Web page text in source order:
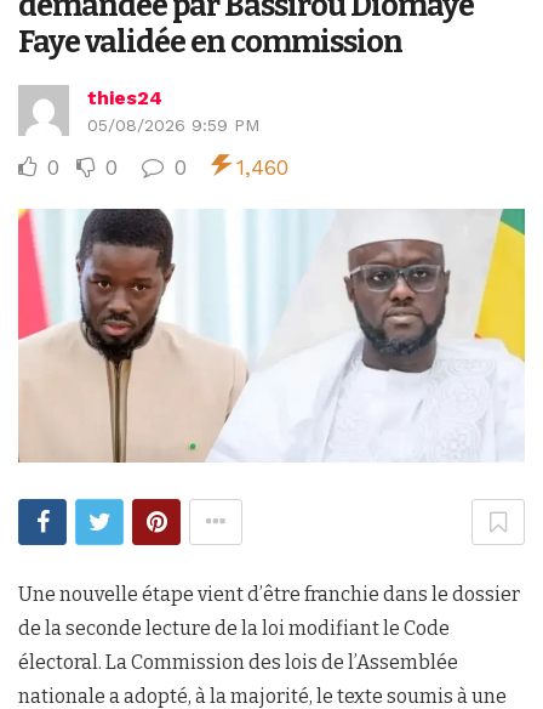
Faye validée en commission
thies24
05/08/2026 9:59 PM
0 0 0 1,460
Une nouvelle étape vient d’être franchie dans le dossier
de la seconde lecture de la loi modifiant le Code
électoral. La Commission des lois de l’Assemblée
nationale a adopté, à la majorité, le texte soumis à une